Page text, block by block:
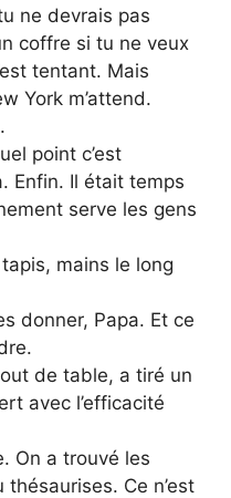
ne devrais pas
coffre si tu ne veux
tentant. Mais
York m’attend.
point c’est
Enfin. Il était temps
serve les gens
mains le long
donner, Papa. Et ce
de table, a tiré un
avec l’efficacité
On a trouvé les
Ce n’est